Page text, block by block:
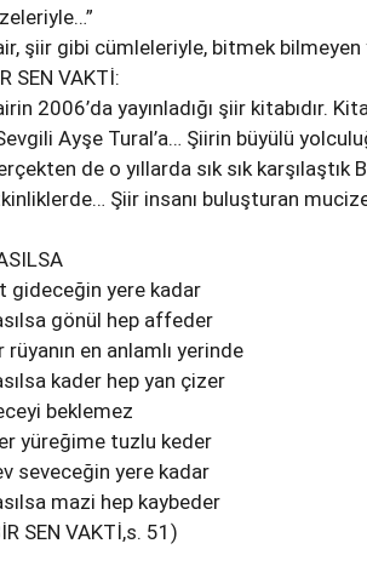
şiir gibi cümleleriyle, bitmek
SEN VAKTİ:
2006’da yayınladığı şiir kitabıdır.
Ayşe Tural’a… Şiirin büyülü
de o yıllarda sık sık karşılaştık
Şiir insanı buluşturan
gideceğin yere kadar
gönül hep affeder
rüyanın en anlamlı yerinde
kader hep yan çizer
beklemez
yüreğime tuzlu keder
seveceğin yere kadar
mazi hep kaybeder
SEN VAKTİ,s. 51)